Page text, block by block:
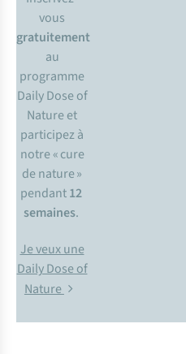
vous
gratuitement
au
programme
Daily Dose of
Nature et
participez à
notre « cure
de nature »
pendant12
semaines.
Je veux une
Daily Dose of
Nature